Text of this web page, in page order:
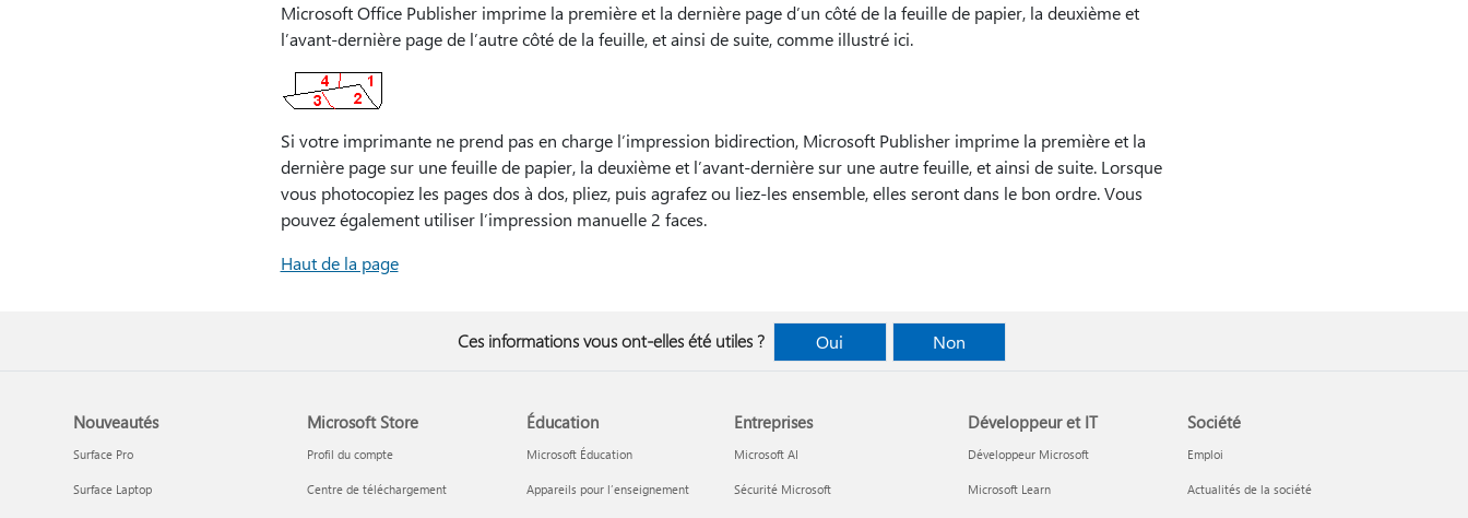
Microsoft Office Publisher imprime la première et la dernière page d’un côté de la feuille de papier, la deuxième et
l’avant-dernière page de l’autre côté de la feuille, et ainsi de suite, comme illustré ici.
Si votre imprimante ne prend pas en charge l’impression bidirection, Microsoft Publisher imprime la première et la
dernière page sur une feuille de papier, la deuxième et l’avant-dernière sur une autre feuille, et ainsi de suite. Lorsque
vous photocopiez les pages dos à dos, pliez, puis agrafez ou liez-les ensemble, elles seront dans le bon ordre. Vous
pouvez également utiliser l’impression manuelle 2 faces.
Haut de la page
Ces informations vous ont-elles été utiles ? Oui Non
Nouveautés
Surface Pro
Surface Laptop
Microsoft Store
Profil du compte
Centre de téléchargement
Éducation
Microsoft Éducation
Appareils pour l’enseignement
Entreprises
Microsoft AI
Sécurité Microsoft
Développeur et IT
Développeur Microsoft
Microsoft Learn
Société
Emploi
Actualités de la société